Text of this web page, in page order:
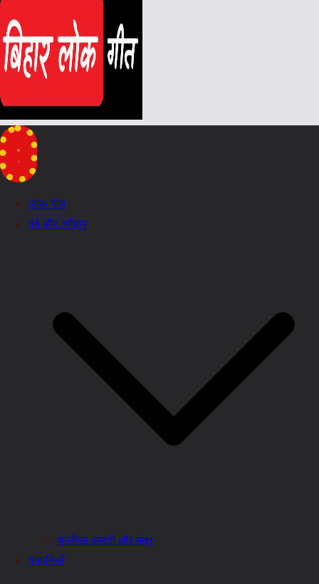
लोक गीत
पर्व और त्यौहार
चालीसा आरती और मंत्र
कहानियाँ